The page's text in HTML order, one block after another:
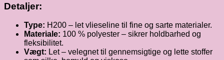
Detaljer:
Type: H200 – let vlieseline til fine og sarte materialer.
Materiale: 100 % polyester – sikrer holdbarhed og
fleksibilitet.
Vægt: Let – velegnet til gennemsigtige og lette stoffer